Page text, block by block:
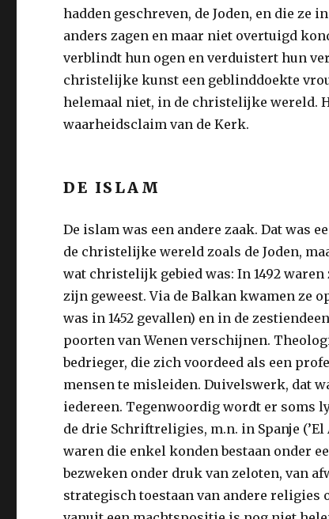
hadden geschreven, de Joden, en die
anders zagen en maar niet overtuigd
verblindt hun ogen en verduistert hun
christelijke kunst een geblinddoekte
helemaal niet, in de christelijke wereld.
waarheidsclaim van de Kerk.
DE ISLAM
De islam was een andere zaak. Dat was
de christelijke wereld zoals de Joden,
wat christelijk gebied was: In 1492
zijn geweest. Via de Balkan kwamen ze
was in 1452 gevallen) en in de
poorten van Wenen verschijnen.
bedrieger, die zich voordeed als een
mensen te misleiden. Duivelswerk, dat
iedereen. Tegenwoordig wordt er soms
de drie Schriftreligies, m.n. in Spanje
waren die enkel konden bestaan onder
bezweken onder druk van zeloten, van
strategisch toestaan van andere religies